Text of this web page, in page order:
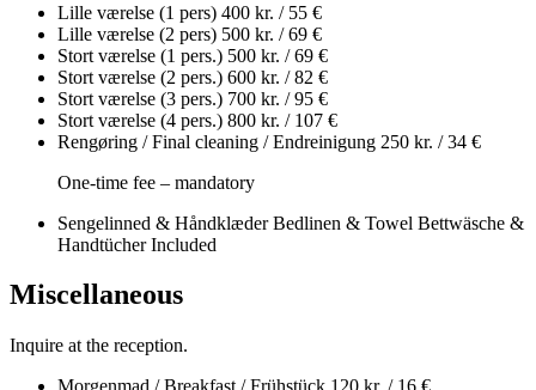
Lille værelse (1 pers) 400 kr. / 55 €
Lille værelse (2 pers) 500 kr. / 69 €
Stort værelse (1 pers.) 500 kr. / 69 €
Stort værelse (2 pers.) 600 kr. / 82 €
Stort værelse (3 pers.) 700 kr. / 95 €
Stort værelse (4 pers.) 800 kr. / 107 €
Rengøring / Final cleaning / Endreinigung 250 kr. / 34 €
One-time fee – mandatory
Sengelinned & Håndklæder Bedlinen & Towel Bettwäsche &
HandtücherIncluded
Miscellaneous
Inquire at the reception.